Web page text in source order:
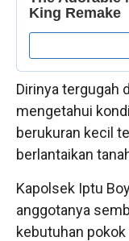
Dirinya tergugah
mengetahui
berukuran kecil
berlantaikan
Kapolsek Iptu
anggotanya
kebutuhan